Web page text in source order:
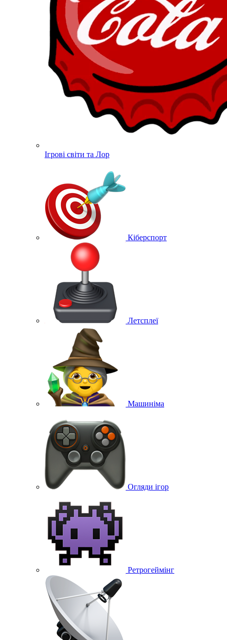
Ігрові світи та Лор
Кіберспорт
Летсплеї
Машиніма
Огляди ігор
Ретрогеймінг